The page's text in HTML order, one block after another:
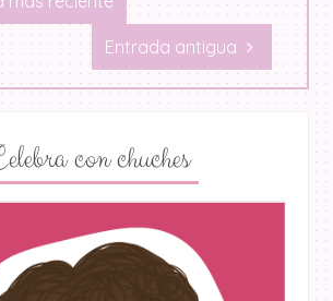
Entrada antigua
con chuches